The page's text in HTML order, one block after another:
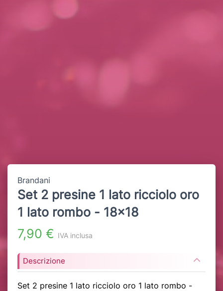
Brandani
Set 2 presine 1 lato ricciolo oro
1 lato rombo - 18x18
7,90 € IVA inclusa
Descrizione
Set 2 presine 1 lato ricciolo oro 1 lato rombo -